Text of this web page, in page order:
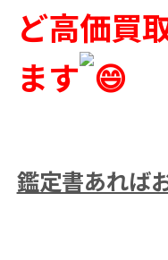
ど高価買
ます
鑑定書あれば